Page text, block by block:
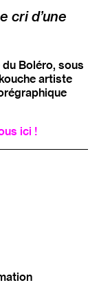
cri d’une
Boléro, sous
artiste
ici !